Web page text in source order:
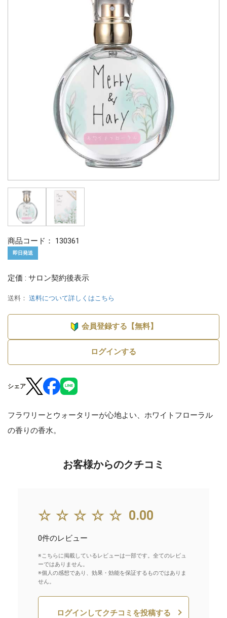
商品コード： 130361
即日発送
定価 : サロン契約後表示
送料： 送料について詳しくはこちら
会員登録する【無料】
ログインする
シェア
フラワリーとウォータリーが心地よい、ホワイトフローラル
の香りの香水。
お客様からのクチコミ
☆☆☆☆☆ 0.00
0件のレビュー
※こちらに掲載しているレビューは一部です。全てのレビュ
ーではありません。
※個人の感想であり、効果・効能を保証するものではありま
せん。
ログインしてクチコミを投稿する